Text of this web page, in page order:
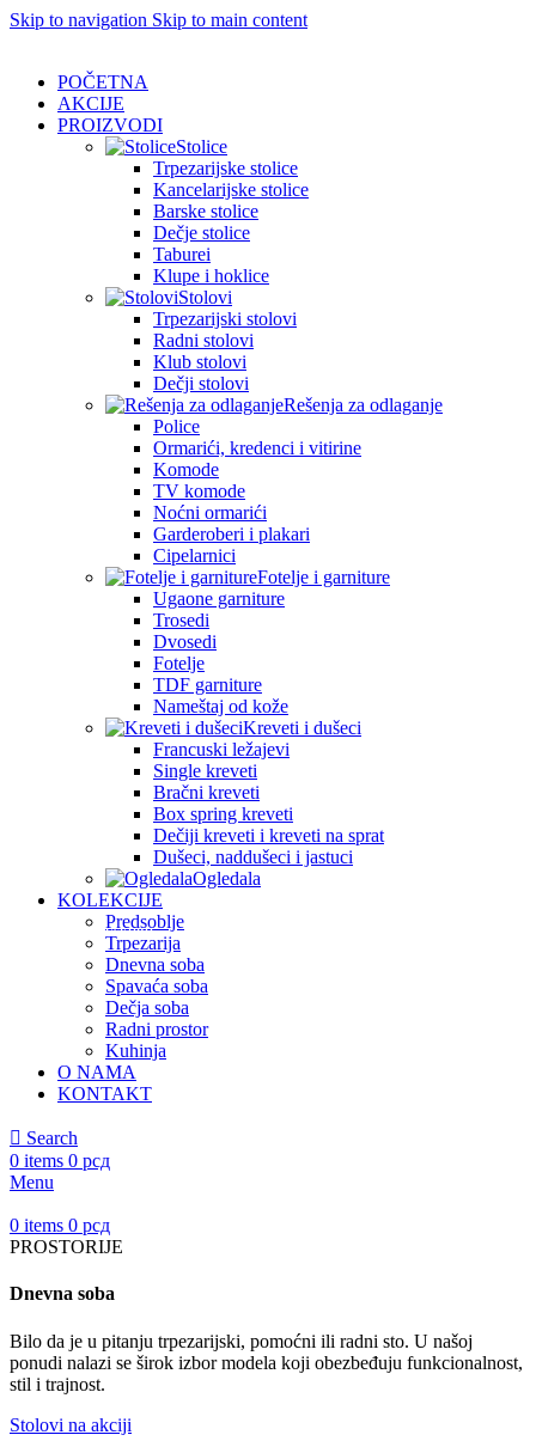
Skip to navigation Skip to main content
POČETNA
AKCIJE
USKORO
PROIZVODI
Stolice
Trpezarijske stolice
Kancelarijske stolice
Barske stolice
Dečje stolice
Taburei
Klupe i hoklice
Stolovi
Trpezarijski stolovi
Radni stolovi
Klub stolovi
Dečji stolovi
Rešenja za odlaganje
Police
Ormarići, kredenci i vitirine
Komode
TV komode
Noćni ormarići
Garderoberi i plakari
Cipelarnici
Fotelje i garniture
Ugaone garniture
Trosedi
Dvosedi
Fotelje
TDF garniture
Nameštaj od kože
Kreveti i dušeci
Francuski ležajevi
Single kreveti
Bračni kreveti
Box spring kreveti
Dečiji kreveti i kreveti na sprat
Dušeci, naddušeci i jastuci
Ogledala
KOLEKCIJE
Predsoblje
Trpezarija
Dnevna soba
Spavaća soba
Dečja soba
Radni prostor
Kuhinja
O NAMA
KONTAKT
Search
0 items 0 рсд
Menu
0 items 0 рсд
PROSTORIJE
Dnevna soba
Bilo da je u pitanju trpezarijski, pomoćni ili radni sto. U našoj
ponudi nalazi se širok izbor modela koji obezbeđuju funkcionalnost,
stil i trajnost.
Stolovi na akciji